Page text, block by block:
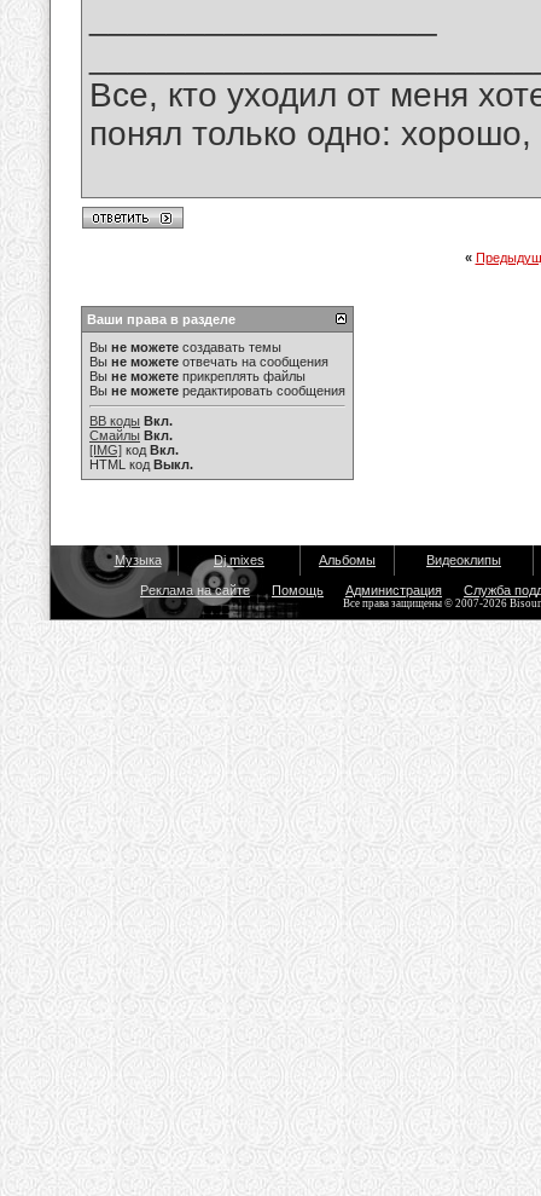
Все, кто уходил от меня
понял только одно:
«
Ваши права в разделе
Вы не можете создавать темы
Вы не можете отвечать на сообщения
Вы не можете прикреплять файлы
Вы не можете редактировать сообщения
BB коды Вкл.
Смайлы Вкл.
[IMG] код Вкл.
HTML код Выкл.
Музыка Dj mixes Альбомы Видеоклипы
Реклама на сайте Помощь Администрация Служба
Все права защищены © 2007-2026